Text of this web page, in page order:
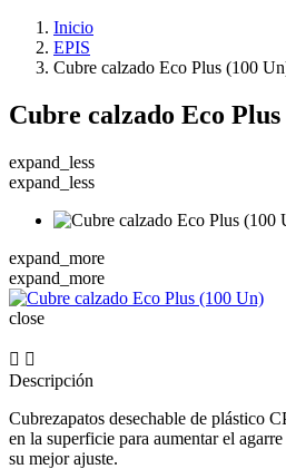
Inicio
EPIS
Cubre calzado Eco Plus (100
Cubre calzado Eco
expand_less
expand_less
expand_more
expand_more
close
 
Descripción
Cubrezapatos desechable de plástico
en la superficie para aumentar el
su mejor ajuste.